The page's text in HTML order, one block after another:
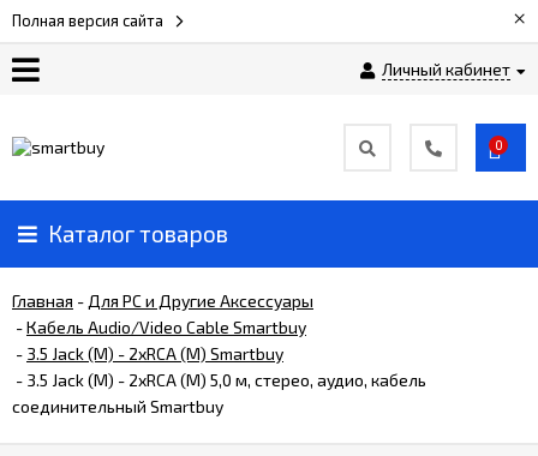
Полная версия сайта ×
Личный кабинет
Прайс-
лист
0
Каталог товаров
Главная - Для РС и Другие Аксессуары
-Кабель Audio/Video Cable Smartbuy
- 3.5 Jack (M) - 2xRCA (M) Smartbuy
- 3.5 Jack (M) - 2xRCA (M) 5,0 м, стерео, аудио, кабель
соединительный Smartbuy